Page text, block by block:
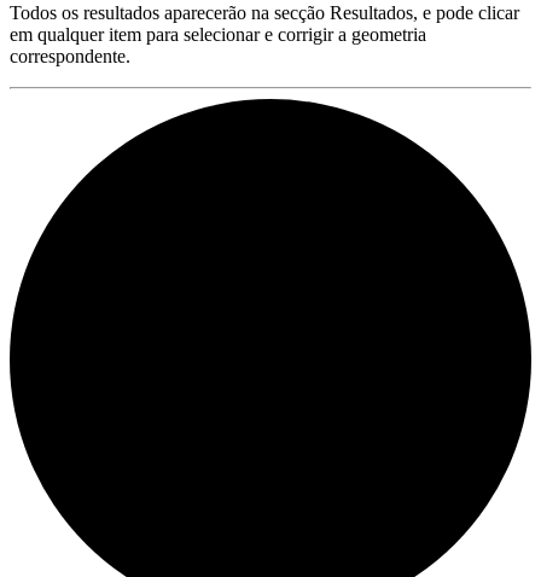
Todos os resultados aparecerão na secção Resultados, e pode clicar
em qualquer item para selecionar e corrigir a geometria
correspondente.